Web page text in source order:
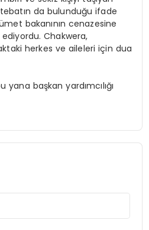
da bulunduğu ifade
bakanının cenazesine
Chakwera,
herkes ve aileleri için dua
yana başkan yardımcılığı